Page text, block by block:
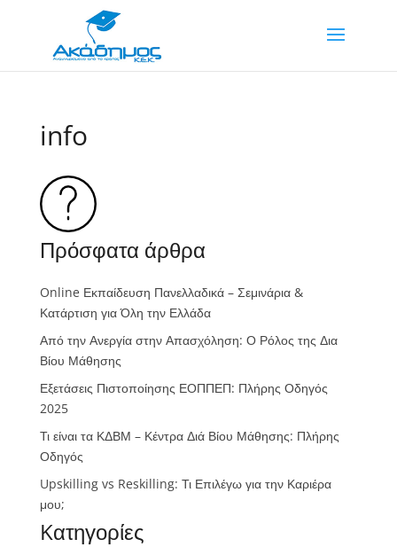
info
Πρόσφατα άρθρα
Online Εκπαίδευση Πανελλαδικά – Σεμινάρια &
Κατάρτιση για Όλη την Ελλάδα
Από την Ανεργία στην Απασχόληση: Ο Ρόλος της Δια
Βίου Μάθησης
Εξετάσεις Πιστοποίησης ΕΟΠΠΕΠ: Πλήρης Οδηγός
2025
Τι είναι τα ΚΔΒΜ – Κέντρα Διά Βίου Μάθησης: Πλήρης
Οδηγός
Upskilling vs Reskilling: Τι Επιλέγω για την Καριέρα
μου;
Kατηγορίες